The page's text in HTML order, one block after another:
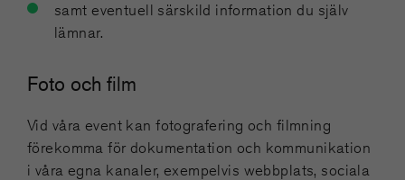
samt eventuell särskild information du själv
lämnar.
Foto och film
Vid våra event kan fotografering och filmning
förekomma för dokumentation och kommunikation
i våra egna kanaler, exempelvis webbplats, sociala